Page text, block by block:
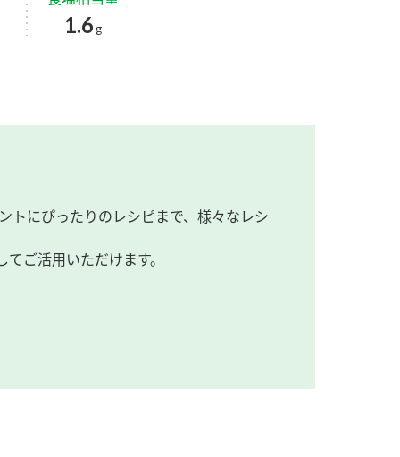
1.6 g
トにぴったりのレシピまで、様々なレシ
ご活用いただけます。